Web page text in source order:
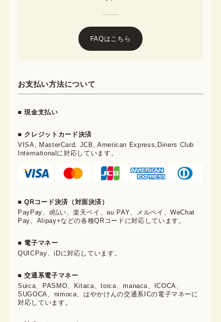
FAQはこちら
お支払い方法について
■ 現金支払い
■ クレジットカード決済
VISA, MasterCard, JCB, American Express,Diners Club
Internationalに対応しています。
■ QRコード決済（対面決済）
PayPay、d払い、楽天ペイ、au PAY、メルペイ、WeChat
Pay、Alipay+などの各種QRコードに対応しています。
■ 電子マネー
QUICPay、iDに対応しています。
■ 交通系電子マネー
Suica、PASMO、Kitaca、toica、manaca、ICOCA、
SUGOCA、nimoca、はやかけんの交通系ICの電子マネーに
対応しています。